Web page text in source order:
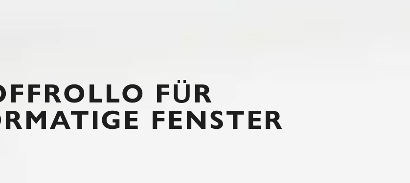
FÜR
FENSTER